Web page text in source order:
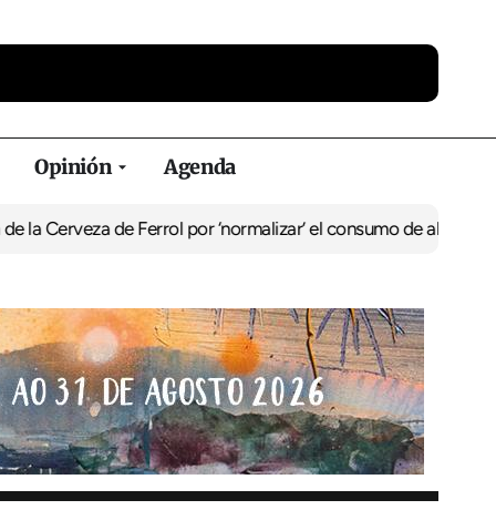
Opinión Agenda
Ferrol por ‘normalizar’ el consumo de alcoholDe Perlío a